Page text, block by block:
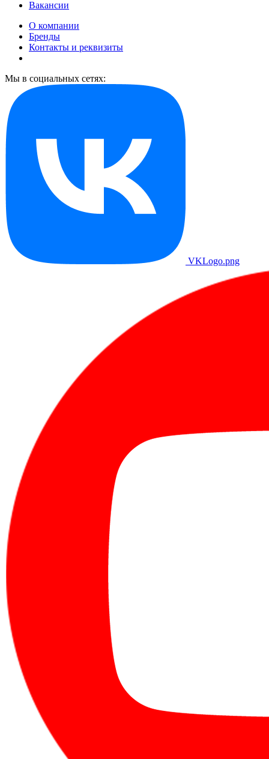
Вакансии
О компании
Бренды
Контакты и реквизиты
Мы в социальных сетях:
VKLogo.png